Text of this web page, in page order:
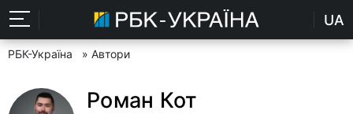
UA
РБК-Україна » Автори
Роман Кот